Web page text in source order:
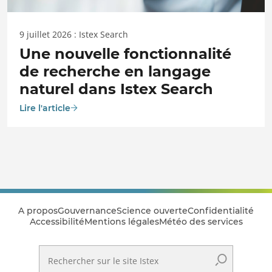
9 juillet 2026 : Istex Search
Une nouvelle fonctionnalité
de recherche en langage
naturel dans Istex Search
Lire l'article
A proposGouvernanceScience ouverteConfidentialité
AccessibilitéMentions légalesMétéo des services